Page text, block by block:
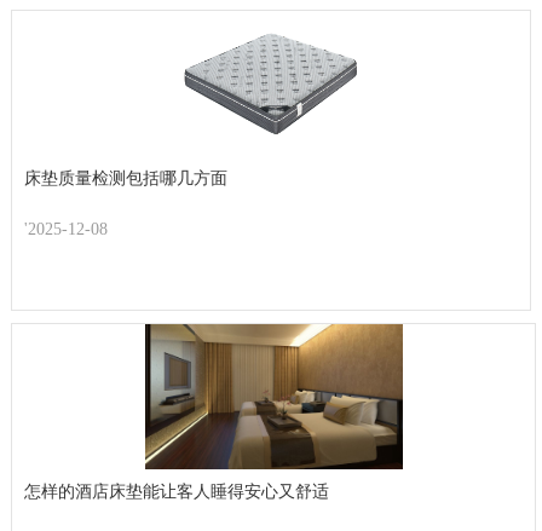
床垫质量检测包括哪几方面
'2025-12-08
怎样的酒店床垫能让客人睡得安心又舒适